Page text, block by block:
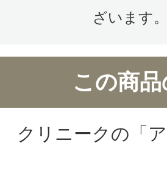
ざいます。
この商
クリニークの「